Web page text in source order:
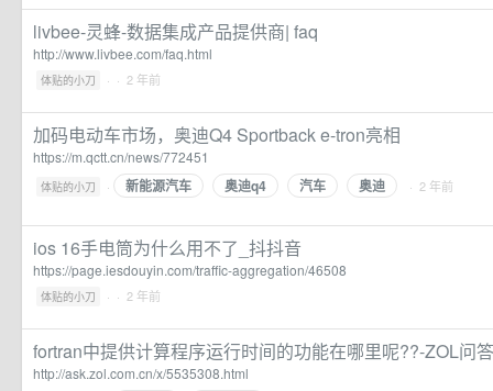
livbee-灵蜂-数据集成产品提供商| faq
http://www.livbee.com/faq.html
体贴的小刀 · · 2 年前
加码电动车市场，奥迪Q4 Sportback e-tron亮相
https://m.qctt.cn/news/772451
体贴的小刀 · 新能源汽车 奥迪q4 汽车 奥迪 · 2 年前
ios 16手电筒为什么用不了_抖抖音
https://page.iesdouyin.com/traffic-aggregation/46508
体贴的小刀 · · 2 年前
fortran中提供计算程序运行时间的功能在哪里呢??-ZOL问答
http://ask.zol.com.cn/x/5535308.html